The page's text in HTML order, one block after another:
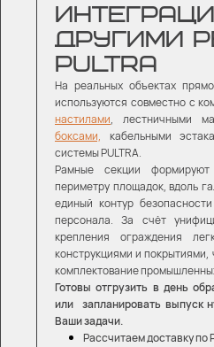
ДРУГИМИ
PULTRA
На реальных объектах
используются совместно с
настилами, лестничными
боксами, кабельными
системы PULTRA.
Рамные секции
периметру площадок, вдоль
единый контур
персонала. За счёт
крепления ограждения
конструкциями и
комплектование
Готовы отгрузить в день
или запланировать выпуск
Ваши задачи.
Рассчитаем доставку по